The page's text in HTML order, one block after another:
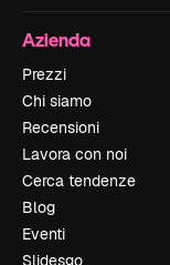
Azienda
Prezzi
Chi siamo
Recensioni
Lavora con noi
Cerca tendenze
Blog
Eventi
Slidesgo